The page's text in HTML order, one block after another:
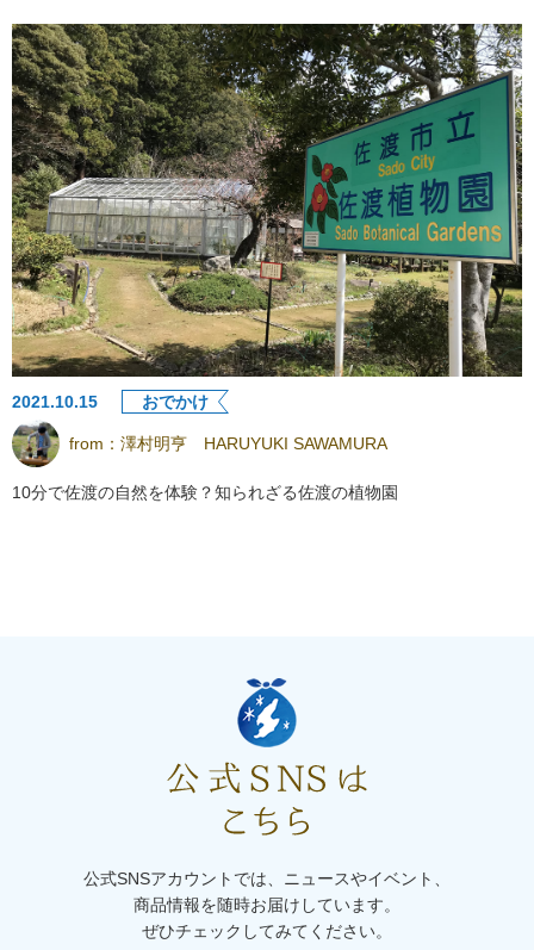
2021.10.15 おでかけ
from： 澤村明亨 HARUYUKI SAWAMURA
10分で佐渡の自然を体験？知られざる佐渡の植物園
公式SNSアカウントでは、ニュースやイベント、
商品情報を随時お届けしています。
ぜひチェックしてみてください。